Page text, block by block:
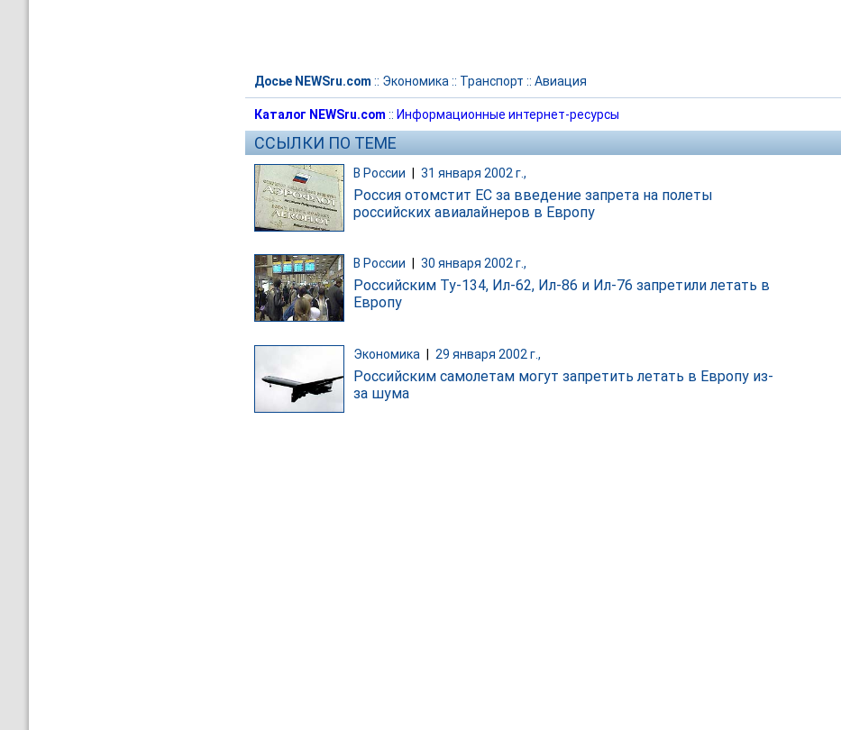
Досье NEWSru.com :: Экономика :: Транспорт :: Авиация
Каталог NEWSru.com :: Информационные интернет-ресурсы
ССЫЛКИ ПО ТЕМЕ
В России 31 января 2002 г.,
Россия отомстит ЕС за введение запрета на полеты
российских авиалайнеров в Европу
В России 30 января 2002 г.,
Российским Ту-134, Ил-62, Ил-86 и Ил-76 запретили летать в
Европу
Экономика | 29 января 2002 г.,
Российским самолетам могут запретить летать в Европу из-
за шума